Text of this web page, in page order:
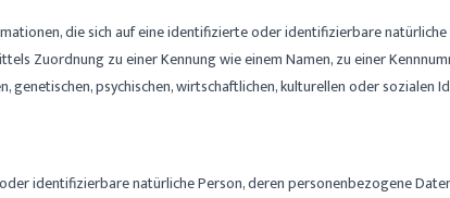
die sich auf eine identifizierte oder identifizierbare
Zuordnung zu einer Kennung wie einem Namen, zu einer
genetischen, psychischen, wirtschaftlichen, kulturellen oder
identifizierbare natürliche Person, deren personenbezogene